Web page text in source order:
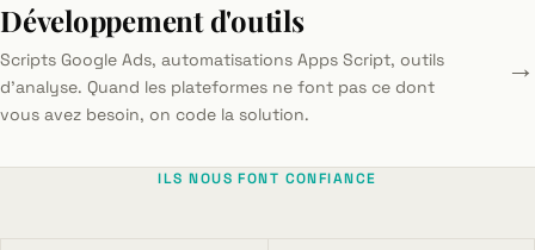
Développement d'outils
Scripts Google Ads, automatisations Apps Script, outils
d'analyse. Quand les plateformes ne font pas ce dont
vous avez besoin, on code la solution.
→
ILS NOUS FONT CONFIANCE